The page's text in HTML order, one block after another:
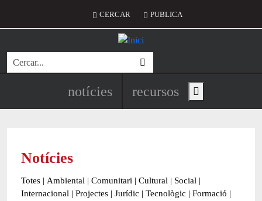
Menú del compte d'usuari
CERCAR PUBLICA
Cerca
Navegació principal de
notícies recursos Show main menu
Notícies
Totes | Ambiental | Comunitari | Cultural | Social |
Internacional | Projectes | Jurídic | Tecnològic | Formació |